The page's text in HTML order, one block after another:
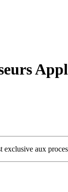
aux